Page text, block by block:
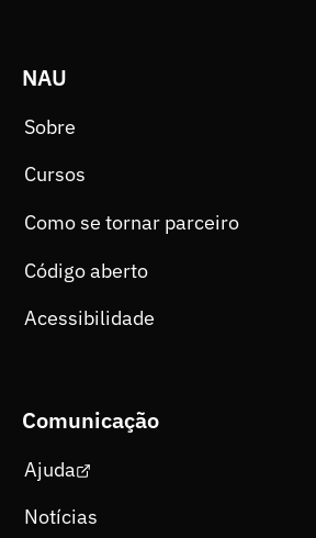
NAU
Sobre
Cursos
Como se tornar parceiro
Código aberto
Acessibilidade
Comunicação
Ajuda
Notícias